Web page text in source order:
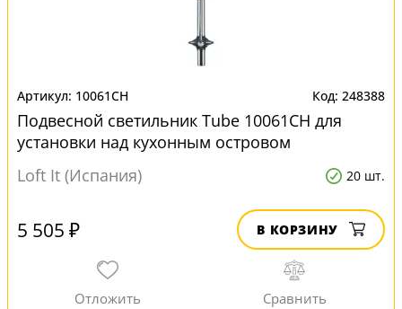
10061CH 248388
Подвесной светильник Tube 10061CH для
установки над кухонным островом
Loft It (Испания)
20 шт.
5 505 ₽ В КОРЗИНУ